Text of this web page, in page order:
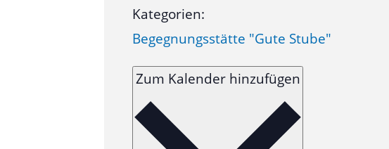
Kategorien:
Begegnungsstätte "Gute Stube"